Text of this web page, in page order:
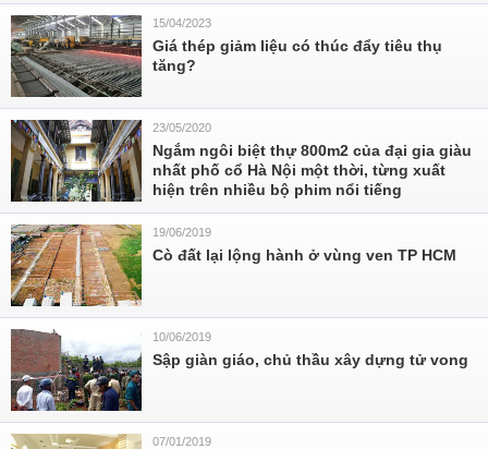
15/04/2023
Giá thép giảm liệu có thúc đẩy tiêu thụ
tăng?
23/05/2020
Ngắm ngôi biệt thự 800m2 của đại gia giàu
nhất phố cổ Hà Nội một thời, từng xuất
hiện trên nhiều bộ phim nổi tiếng
19/06/2019
Cò đất lại lộng hành ở vùng ven TP HCM
10/06/2019
Sập giàn giáo, chủ thầu xây dựng tử vong
07/01/2019